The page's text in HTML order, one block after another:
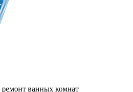
ванных комнат